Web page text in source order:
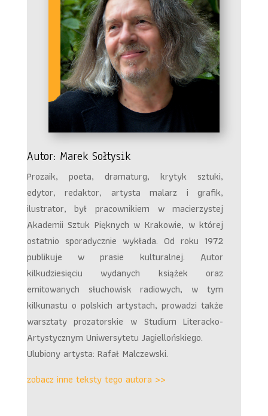
Autor: Marek Sołtysik
Prozaik, poeta, dramaturg, krytyk sztuki,
edytor, redaktor, artysta malarz i grafik,
ilustrator, był pracownikiem w macierzystej
Akademii Sztuk Pięknych w Krakowie, w której
ostatnio sporadycznie wykłada. Od roku 1972
publikuje w prasie kulturalnej. Autor
kilkudziesięciu wydanych książek oraz
emitowanych słuchowisk radiowych, w tym
kilkunastu o polskich artystach, prowadzi także
warsztaty prozatorskie w Studium Literacko-
Artystycznym Uniwersytetu Jagiellońskiego.
Ulubiony artysta: Rafał Malczewski.
zobacz inne teksty tego autora >>